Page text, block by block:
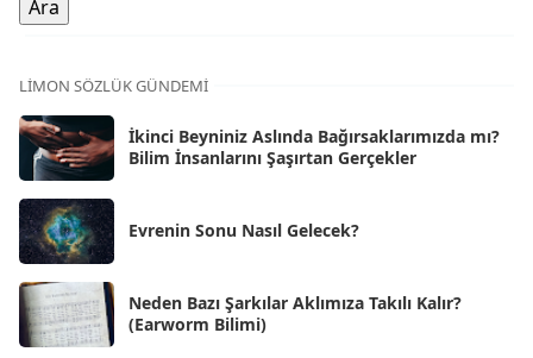
Ara 2025
Kas 2025
Eki 2025
Eyl 2025 [56]
Ağu 2025
Tem 2025
Haz 2025
May 2025 [54]
LIMON SÖZLÜK GÜNDEMI
İkinci Beyniniz Aslında Bağırsaklarımızda mı?
Bilim İnsanlarını Şaşırtan Gerçekler
Evrenin Sonu Nasıl Gelecek?
Neden Bazı Şarkılar Aklımıza Takılı Kalır?
(Earworm Bilimi)